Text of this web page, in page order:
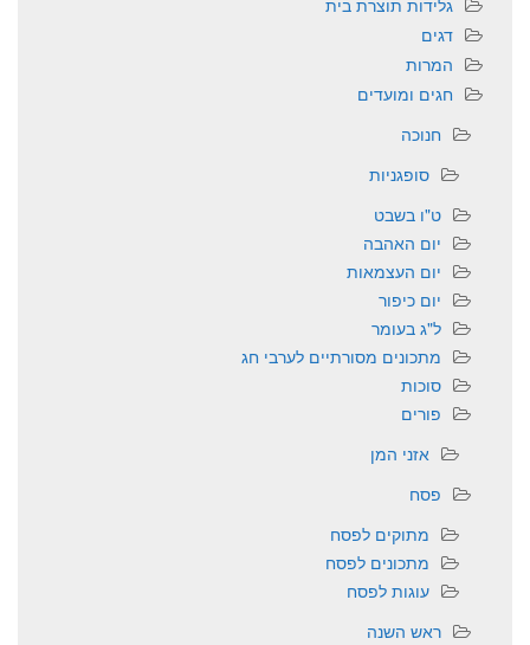
דגים
המרות
חגים ומועדים
חנוכה
סופגניות
ט"ו בשבט
יום האהבה
יום העצמאות
יום כיפור
ל"ג בעומר
מתכונים מסורתיים לערבי חג
סוכות
פורים
אזני המן
פסח
מתוקים לפסח
מתכונים לפסח
עוגות לפסח
ראש השנה